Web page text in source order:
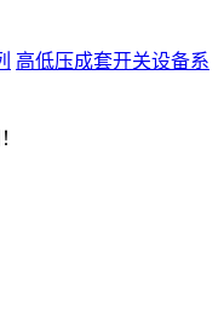
高低压成套开关设备系